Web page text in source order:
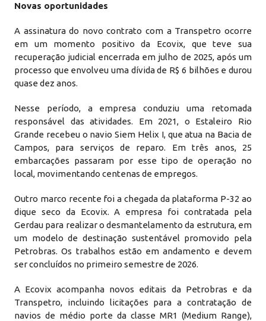
Novas oportunidades
A assinatura do novo contrato com a Transpetro ocorre
em um momento positivo da Ecovix, que teve sua
recuperação judicial encerrada em julho de 2025, após um
processo que envolveu uma dívida de R$ 6 bilhões e durou
quase dez anos.
Nesse período, a empresa conduziu uma retomada
responsável das atividades. Em 2021, o Estaleiro Rio
Grande recebeu o navio Siem Helix I, que atua na Bacia de
Campos, para serviços de reparo. Em três anos, 25
embarcações passaram por esse tipo de operação no
local, movimentando centenas de empregos.
Outro marco recente foi a chegada da plataforma P-32 ao
dique seco da Ecovix. A empresa foi contratada pela
Gerdau para realizar o desmantelamento da estrutura, em
um modelo de destinação sustentável promovido pela
Petrobras. Os trabalhos estão em andamento e devem
ser concluídos no primeiro semestre de 2026.
A Ecovix acompanha novos editais da Petrobras e da
Transpetro, incluindo licitações para a contratação de
navios de médio porte da classe MR1 (Medium Range),